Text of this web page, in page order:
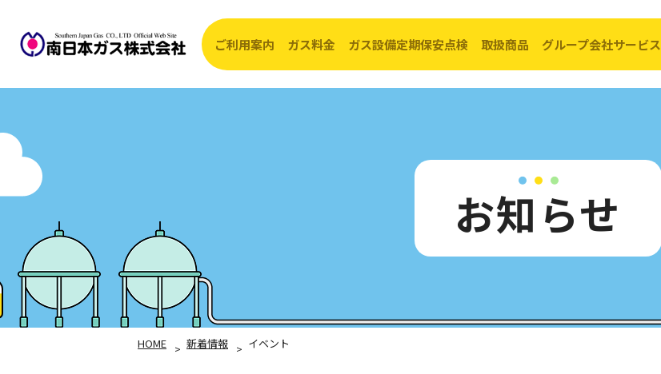
ご利用案内 ガス料金 ガス設備定期保安点検
ガス器具の安全使用
ガス漏れ警報器について
取扱商品
リビング
給湯器・ふろがま
グループ会社サービス
お知らせ
HOME 新着情報 イベント